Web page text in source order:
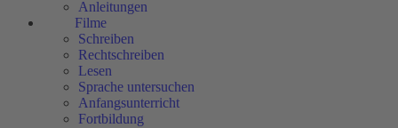
Anleitungen
Filme
Schreiben
Rechtschreiben
Lesen
Sprache untersuchen
Anfangsunterricht
Fortbildung